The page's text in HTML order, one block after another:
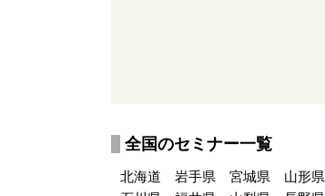
全国のセミナー一覧
北海道 岩手県 宮城県 山形県